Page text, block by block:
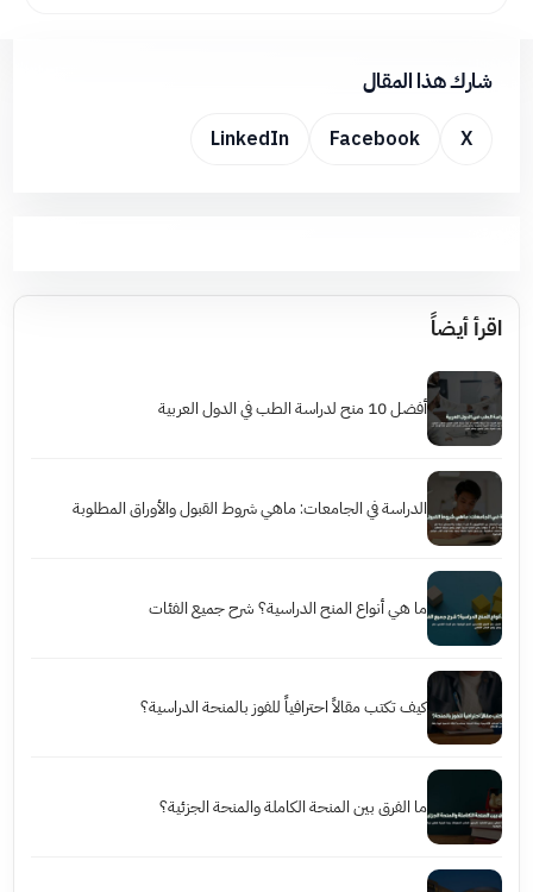
شارك هذا المقال
X
Facebook
LinkedIn
اقرأ أيضاً
أفضل 10 منح لدراسة الطب في الدول العربية
الدراسة في الجامعات: ماهي شروط القبول والأوراق المطلوبة
ما هي أنواع المنح الدراسية؟ شرح جميع الفئات
كيف تكتب مقالاً احترافياً للفوز بالمنحة الدراسية؟
ما الفرق بين المنحة الكاملة والمنحة الجزئية؟